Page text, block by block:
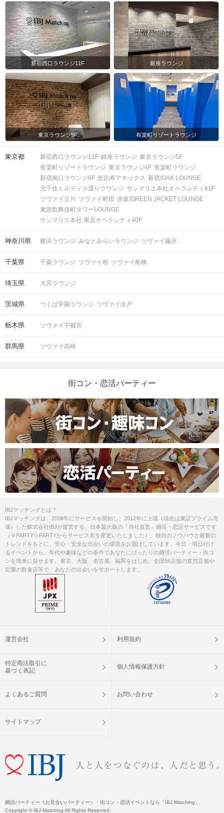
新宿西口ラウンジ11F 銀座ラウンジ
東京ラウンジ5F 有楽町リゾートラウンジ
東京都 新宿西口ラウンジ11F 銀座ラウンジ 東京ラウンジ5F
有楽町リゾートラウンジ 東京ラウンジ4F 有楽町ラウンジ
新宿南口ラウンジ6F 恵比寿アネックス 新宿/OAK LOUNGE
北千住ミルディス通りラウンジ サンマリエ本社オペラシティ41F
ツヴァイ立川
ツヴァイ町田 赤坂/GREEN JACKET LOUNGE
東急歌舞伎町タワーLOUNGE
サンマリエ本社 東京オペラシティ40F
神奈川県 横浜ラウンジ みなとみらいラウンジ ツヴァイ藤沢
千葉県 千葉ラウンジ ツヴァイ柏 ツヴァイ船橋
埼玉県 大宮ラウンジ
茨城県 つくば学園ラウンジ ツヴァイ水戸
栃木県 ツヴァイ宇都宮
群馬県 ツヴァイ高崎
街コン・恋活パーティー
IBJマッチングとは？
IBJマッチングは、2006年にサービスを開始し、2012年に上場（現在は東証プライム市
場）した株式会社IBJが運営する、日本最大級の「自社直営」婚活・恋活サービスです
（※PARTY☆PARTYからサービス名を変更いたしました）。独自のノウハウと最新の
トレンドをもとに、安心・安全な出会いの環境をお届けしています。今日・明日行け
るイベントから、年代や趣味などの条件であなたにぴったりの婚活パーティー・街コ
ンを簡単に探せます。東京、大阪、名古屋、福岡をはじめ、全国56店舗の直営店舗や
近隣の飲食店等で、あなたの出会いをサポートします。
運営会社 利用規約
特定商法取引に
基づく表記
個人情報保護方針
よくあるご質問 お問い合わせ
サイトマップ
婚活パーティー（お見合いパーティー）・街コン・恋活イベントなら「IBJ Matching」
Copyright © IBJ Matching All Rights Reserved.